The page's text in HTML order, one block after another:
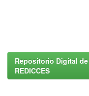
Repositorio Digital
REDICCES